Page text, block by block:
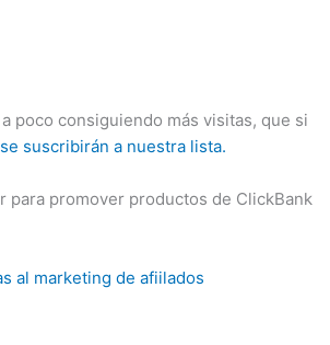
poco consiguiendo más visitas, que si
suscribirán a nuestra lista.
para promover productos de ClickBank
al marketing de afiilados